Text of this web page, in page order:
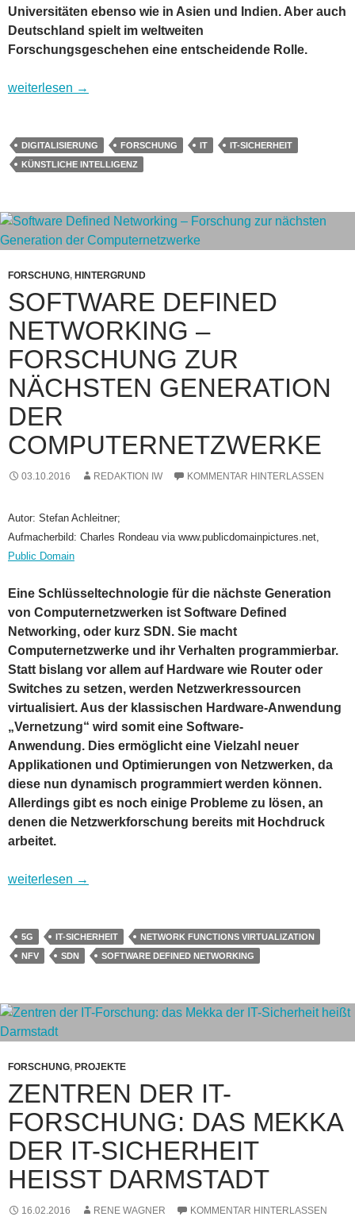
Universitäten ebenso wie in Asien und Indien. Aber auch
Deutschland spielt im weltweiten
Forschungsgeschehen eine entscheidende Rolle.
Forschung digital – wo die Zukunft gemacht wird
weiterlesen →
DIGITALISIERUNG FORSCHUNG IT
IT-SICHERHEIT
KÜNSTLICHE INTELLIGENZ
FORSCHUNG, HINTERGRUND
SOFTWARE DEFINED
NETWORKING –
FORSCHUNG ZUR
NÄCHSTEN GENERATION
DER
COMPUTERNETZWERKE
03.10.2016 REDAKTION IW KOMMENTAR HINTERLASSEN
Autor: Stefan Achleitner;
Aufmacherbild: Charles Rondeau via www.publicdomainpictures.net,
Public Domain
Eine Schlüsseltechnologie für die nächste Generation
von Computernetzwerken ist Software Defined
Networking, oder kurz SDN. Sie macht
Computernetzwerke und ihr Verhalten programmierbar.
Statt bislang vor allem auf Hardware wie Router oder
Switches zu setzen, werden Netzwerkressourcen
virtualisiert. Aus der klassischen Hardware-Anwendung
„Vernetzung“ wird somit eine Software-
Anwendung. Dies ermöglicht eine Vielzahl neuer
Applikationen und Optimierungen von Netzwerken, da
diese nun dynamisch programmiert werden können.
Allerdings gibt es noch einige Probleme zu lösen, an
denen die Netzwerkforschung bereits mit Hochdruck
arbeitet.
Software Defined Networking – Forschung zur nächsten
weiterlesen →
5G IT-SICHERHEIT
NETWORK FUNCTIONS VIRTUALIZATION
NFV
SDN SOFTWARE DEFINED NETWORKING
FORSCHUNG, PROJEKTE
ZENTREN DER IT-
FORSCHUNG: DAS MEKKA
DER IT-SICHERHEIT
HEISST DARMSTADT
16.02.2016 RENE WAGNER KOMMENTAR HINTERLASSEN